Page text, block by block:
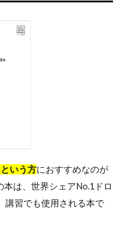
いう方におすすめなのが
本は、世界シェアNo.1ドロ
講習でも使用される本で